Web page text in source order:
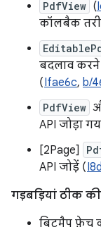
PdfView (
कॉलबैक
बदलाव करने
(Ifae6c, b/
PdfView
API जोड़ा
[2Page]
API जोड़ें (
गड़बड़ियां ठीक
बिटमैप फ़ेच